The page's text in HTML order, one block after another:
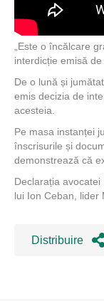
„Este o încălcare
interdicție emisă
De o lună și
emis decizia de
acesteia.
Pe masa instanței
înscrisurile și
demonstrează că
Declarația
lui Ion Ceban, lider
Distribuire